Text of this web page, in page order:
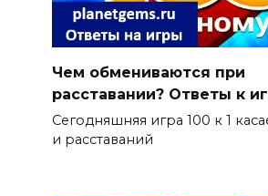
Чем обмениваются при
расставании? Ответы к
Сегодняшняя игра 100 к 1
и расставаний